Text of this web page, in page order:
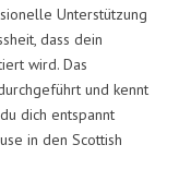
Unterstützung
dass dein
wird. Das
und kennt
dich entspannt
in den Scottish